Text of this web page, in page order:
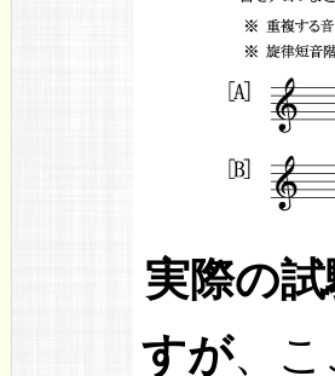
実際の
すが、